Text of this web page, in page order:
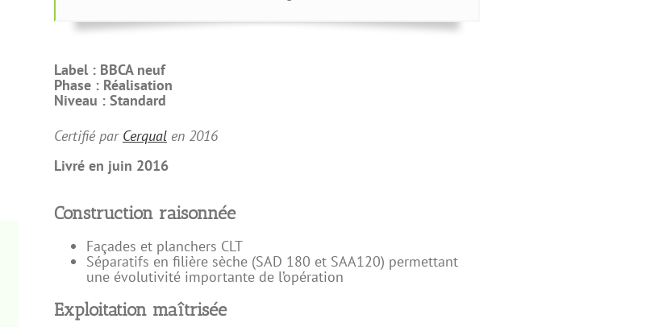
Label : BBCA neuf
Phase : Réalisation
Niveau : Standard
Certifié par Cerqualen 2016
Livré en juin 2016
Construction raisonnée
Façades et planchers CLT
Séparatifs en filière sèche (SAD 180 et SAA120) permettant
une évolutivité importante de l’opération
Exploitation maîtrisée